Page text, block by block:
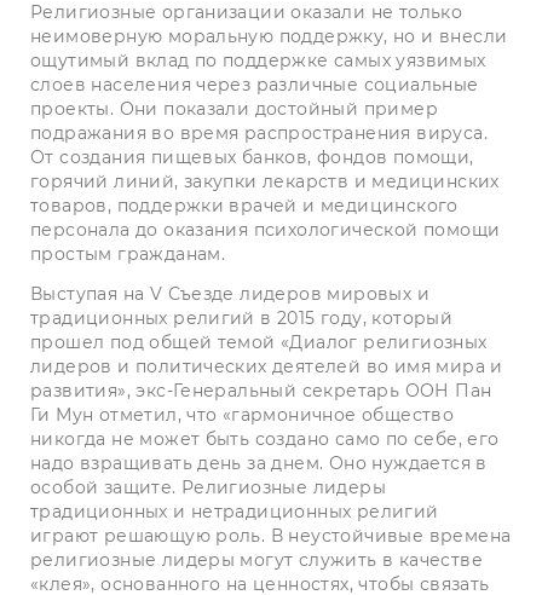
Религиозные организации оказали не только
неимоверную моральную поддержку, но и внесли
ощутимый вклад по поддержке самых уязвимых
слоев населения через различные социальные
проекты. Они показали достойный пример
подражания во время распространения вируса.
От создания пищевых банков, фондов помощи,
горячий линий, закупки лекарств и медицинских
товаров, поддержки врачей и медицинского
персонала до оказания психологической помощи
простым гражданам.
Выступая на V Съезде лидеров мировых и
традиционных религий в 2015 году, который
прошел под общей темой «Диалог религиозных
лидеров и политических деятелей во имя мира и
развития», экс-Генеральный секретарь ООН Пан
Ги Мун отметил, что «гармоничное общество
никогда не может быть создано само по себе, его
надо взращивать день за днем. Оно нуждается в
особой защите. Религиозные лидеры
традиционных и нетрадиционных религий
играют решающую роль. В неустойчивые времена
религиозные лидеры могут служить в качестве
«клея», основанного на ценностях, чтобы связать